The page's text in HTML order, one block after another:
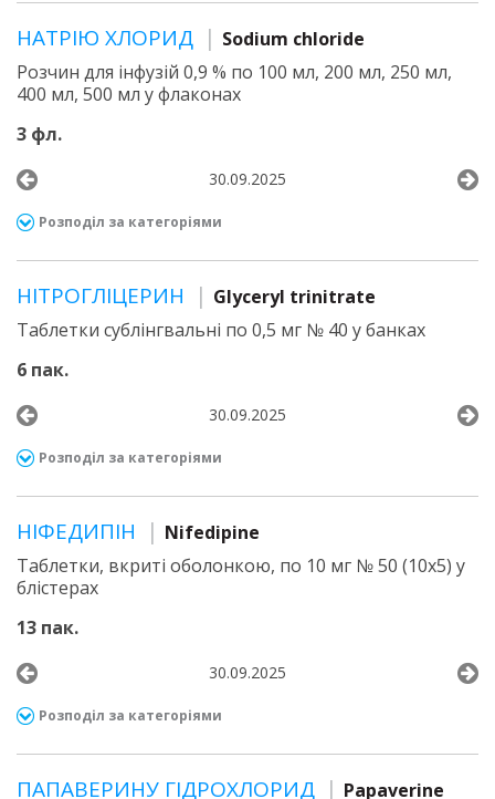
НАТРІЮ ХЛОРИД
Sodium chloride
Розчин для інфузій 0,9 % по 100 мл, 200 мл, 250 мл,
400 мл, 500 мл у флаконах
3 фл.
30.09.2025
Розподіл за категоріями
НІТРОГЛІЦЕРИН
Glyceryl trinitrate
Таблетки сублінгвальні по 0,5 мг № 40 у банках
6 пак.
30.09.2025
Розподіл за категоріями
НІФЕДИПІН
Nifedipine
Таблетки, вкриті оболонкою, по 10 мг № 50 (10х5) у
блістерах
13 пак.
30.09.2025
Розподіл за категоріями
ПАПАВЕРИНУ ГІДРОХЛОРИД Papaverine